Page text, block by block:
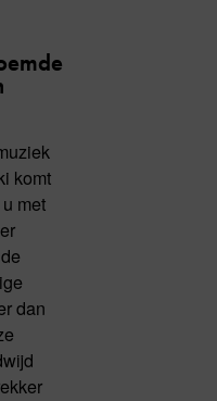
komt
met
dan